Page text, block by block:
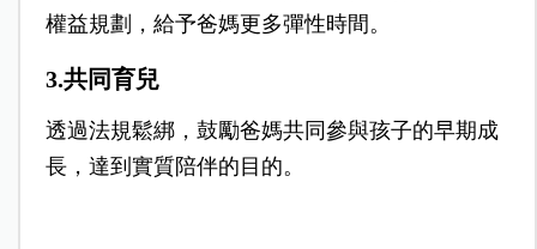
權益規劃，給予爸媽更多彈性時間。
3.共同育兒
透過法規鬆綁，鼓勵爸媽共同參與孩子的早期成
長，達到實質陪伴的目的。